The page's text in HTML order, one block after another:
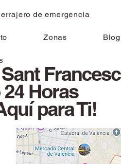
de emergencia
Zonas Blog
Horas
para Ti!